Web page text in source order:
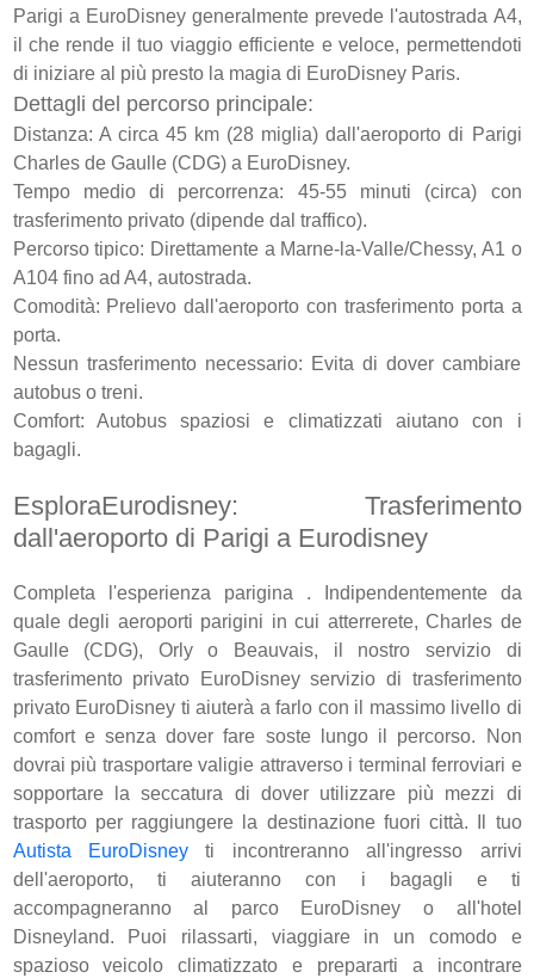
Parigi a EuroDisney generalmente prevede l'autostrada A4,
il che rende il tuo viaggio efficiente e veloce, permettendoti
di iniziare al più presto la magia di EuroDisney Paris.
Dettagli del percorso principale:
Distanza: A circa 45 km (28 miglia) dall'aeroporto di Parigi
Charles de Gaulle (CDG) a EuroDisney.
Tempo medio di percorrenza: 45-55 minuti (circa) con
trasferimento privato (dipende dal traffico).
Percorso tipico: Direttamente a Marne-la-Valle/Chessy, A1 o
A104 fino ad A4, autostrada.
Comodità: Prelievo dall'aeroporto con trasferimento porta a
porta.
Nessun trasferimento necessario: Evita di dover cambiare
autobus o treni.
Comfort: Autobus spaziosi e climatizzati aiutano con i
bagagli.
EsploraEurodisney: Trasferimento
dall'aeroporto di Parigi a Eurodisney
Completa l'esperienza parigina . Indipendentemente da
quale degli aeroporti parigini in cui atterrerete, Charles de
Gaulle (CDG), Orly o Beauvais, il nostro servizio di
trasferimento privato EuroDisney servizio di trasferimento
privato EuroDisney ti aiuterà a farlo con il massimo livello di
comfort e senza dover fare soste lungo il percorso. Non
dovrai più trasportare valigie attraverso i terminal ferroviari e
sopportare la seccatura di dover utilizzare più mezzi di
trasporto per raggiungere la destinazione fuori città. Il tuo
Autista EuroDisneyti incontreranno all'ingresso arrivi
dell'aeroporto, ti aiuteranno con i bagagli e ti
accompagneranno al parco EuroDisney o all'hotel
Disneyland. Puoi rilassarti, viaggiare in un comodo e
spazioso veicolo climatizzato e prepararti a incontrare